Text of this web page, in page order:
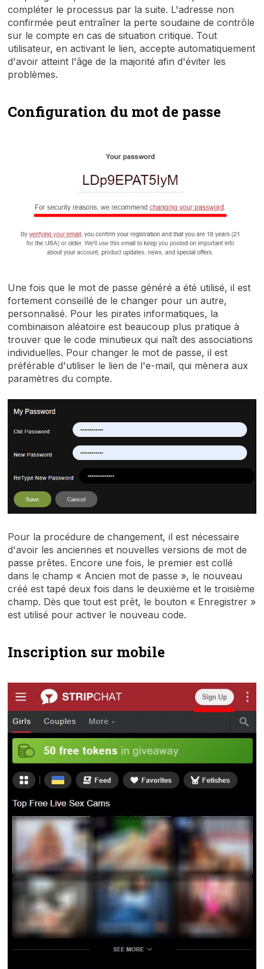
compléter le processus par la suite. L'adresse non
confirmée peut entraîner la perte soudaine de contrôle
sur le compte en cas de situation critique. Tout
utilisateur, en activant le lien, accepte automatiquement
d'avoir atteint l'âge de la majorité afin d'éviter les
problèmes.
Configuration du mot de passe
Une fois que le mot de passe généré a été utilisé, il est
fortement conseillé de le changer pour un autre,
personnalisé. Pour les pirates informatiques, la
combinaison aléatoire est beaucoup plus pratique à
trouver que le code minutieux qui naît des associations
individuelles. Pour changer le mot de passe, il est
préférable d'utiliser le lien de l'e-mail, qui mènera aux
paramètres du compte.
Pour la procédure de changement, il est nécessaire
d'avoir les anciennes et nouvelles versions de mot de
passe prêtes. Encore une fois, le premier est collé
dans le champ « Ancien mot de passe », le nouveau
créé est tapé deux fois dans le deuxième et le troisième
champ. Dès que tout est prêt, le bouton « Enregistrer »
est utilisé pour activer le nouveau code.
Inscription sur mobile